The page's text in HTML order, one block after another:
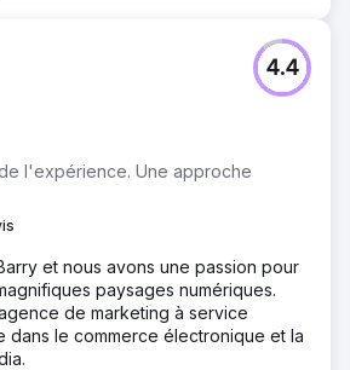
l'expérience. Une approche
4.4
et nous avons une passion pour
paysages numériques.
de marketing à service
dans le commerce électronique et la